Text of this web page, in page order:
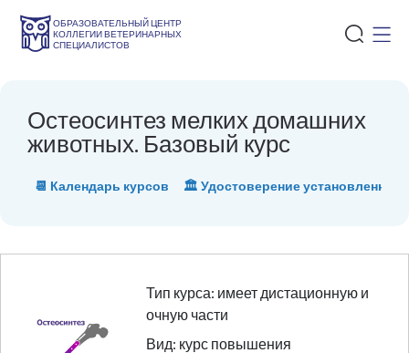
ОБРАЗОВАТЕЛЬНЫЙ ЦЕНТР
КОЛЛЕГИИ ВЕТЕРИНАРНЫХ
СПЕЦИАЛИСТОВ
Остеосинтез мелких домашних
животных. Базовый курс
📆 Календарь курсов 🏛 Удостоверение
Тип курса: имеет дистационную и
очную части
Вид: курс повышения